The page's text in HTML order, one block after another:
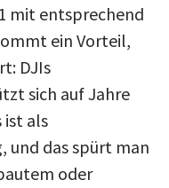
mit entsprechend
ein Vorteil,
DJIs
sich auf Jahre
ist als
das spürt man
oder